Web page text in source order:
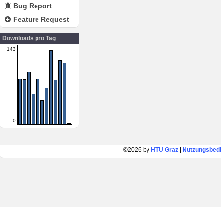
Bug Report
Feature Request
Downloads pro Tag
143
0
©2026 by HTU Graz|